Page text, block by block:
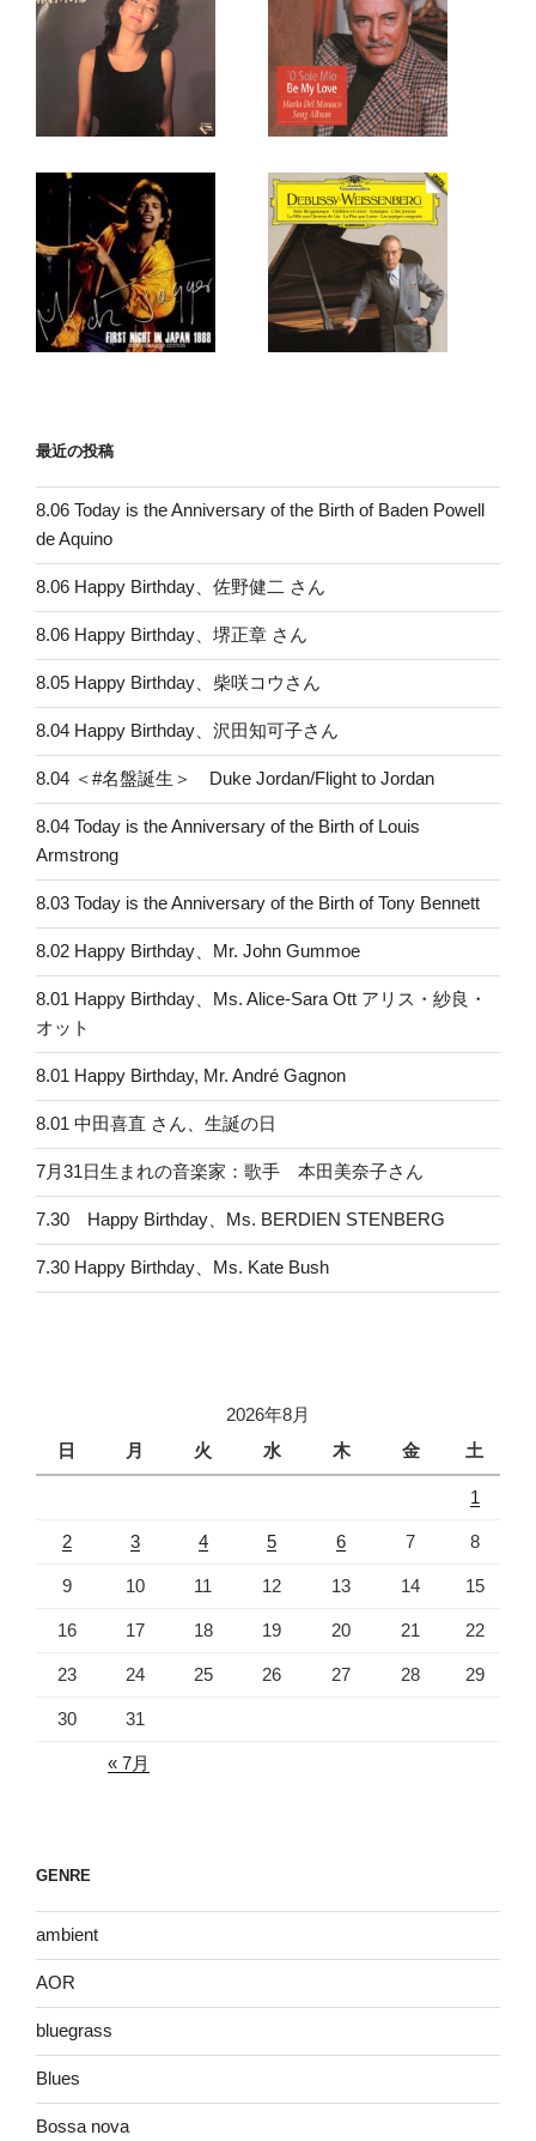
最近の投稿
8.06 Today is the Anniversary of the Birth of Baden Powell
de Aquino
8.06 Happy Birthday、佐野健二 さん
8.06 Happy Birthday、堺正章 さん
8.05 Happy Birthday、柴咲コウさん
8.04 Happy Birthday、沢田知可子さん
8.04 ＜#名盤誕生＞ Duke Jordan/Flight to Jordan
8.04 Today is the Anniversary of the Birth of Louis
Armstrong
8.03 Today is the Anniversary of the Birth of Tony Bennett
8.02 Happy Birthday、Mr. John Gummoe
8.01 Happy Birthday、Ms. Alice-Sara Ott アリス・紗良・
オット
8.01 Happy Birthday, Mr. André Gagnon
8.01 中田喜直 さん、生誕の日
7月31日生まれの音楽家：歌手 本田美奈子さん
7.30 Happy Birthday、Ms. BERDIEN STENBERG
7.30 Happy Birthday、Ms. Kate Bush
2026年8月
日
月 火 水 木 金 土
1
2 3 4 5 6 7 8
9 10 11 12 13 14 15
16 17 18 19 20 21 22
23 24 25 26 27 28 29
30 31
« 7月
GENRE
ambient
AOR
bluegrass
Blues
Bossa nova